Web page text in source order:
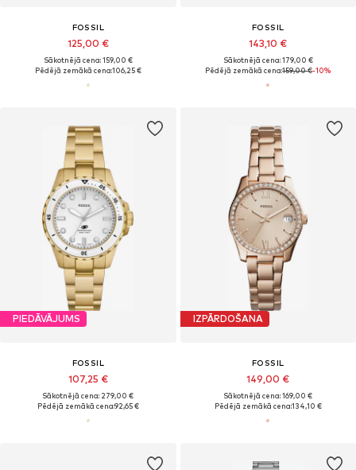
FOSSIL
125,00 €
Sākotnējā cena: 159,00 €
Pēdējā zemākā cena:106,25 €
FOSSIL
143,10 €
Sākotnējā cena: 179,00 €
Pēdējā zemākā cena:159,00 €-10%
PIEDĀVĀJUMS
FOSSIL
107,25 €
Sākotnējā cena: 279,00 €
Pēdējā zemākā cena:92,65 €
IZPĀRDOŠANA
FOSSIL
149,00 €
Sākotnējā cena: 169,00 €
Pēdējā zemākā cena:134,10 €